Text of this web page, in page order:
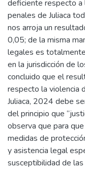
deficiente respecto a
penales de Juliaca
nos arroja un
0,05; de la misma
legales es
en la jurisdicción de
concluido que el
respecto la violencia
Juliaca, 2024 debe
del principio que
observa que para
medidas de
y asistencia legal
susceptibilidad de